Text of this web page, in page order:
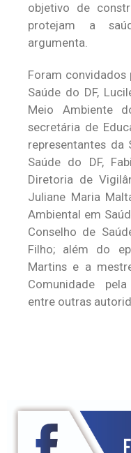
objetivo de
protejam a
argumenta.
Foram convidados
Saúde do DF,
Meio Ambiente
secretária de
representantes da
Saúde do DF,
Diretoria de
Juliane Maria
Ambiental em
Conselho de
Filho; além do
Martins e a
Comunidade
entre outras